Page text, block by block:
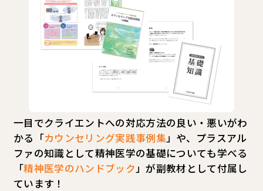
一目でクライエントへの対応方法の良い・悪いがわ
かる「カウンセリング実践事例集」や、プラスアル
ファの知識として精神医学の基礎についても学べる
「精神医学のハンドブック」が副教材として付属し
ています！